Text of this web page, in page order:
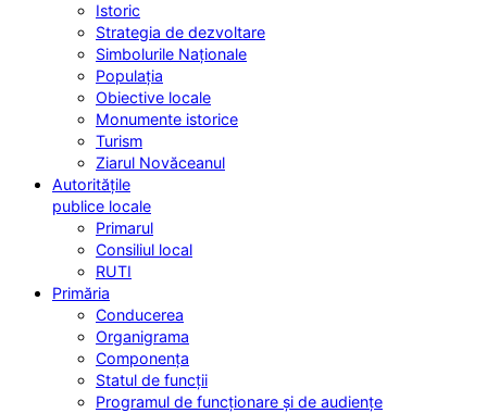
Istoric
Strategia de dezvoltare
Simbolurile Naționale
Populația
Obiective locale
Monumente istorice
Turism
Ziarul Novăceanul
Autoritățile
publice locale
Primarul
Consiliul local
RUTI
Primăria
Conducerea
Organigrama
Componența
Statul de funcții
Programul de funcționare și de audiențe